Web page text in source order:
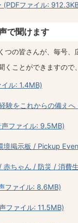
(PDFファイル:
で聞けます
つの皆さんが、毎号、
くことができますので
ル: 1.4MB)
験をこれからの備え
声ファイル: 9.5MB)
境掲示板 / Pickup
赤ちゃん / 防災 / 消費
ファイル: 8.6MB)
ファイル: 11.5MB)